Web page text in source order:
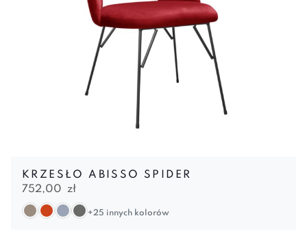
KRZESŁO ABISSO SPIDER
752,00 zł
+25 innych kolorów